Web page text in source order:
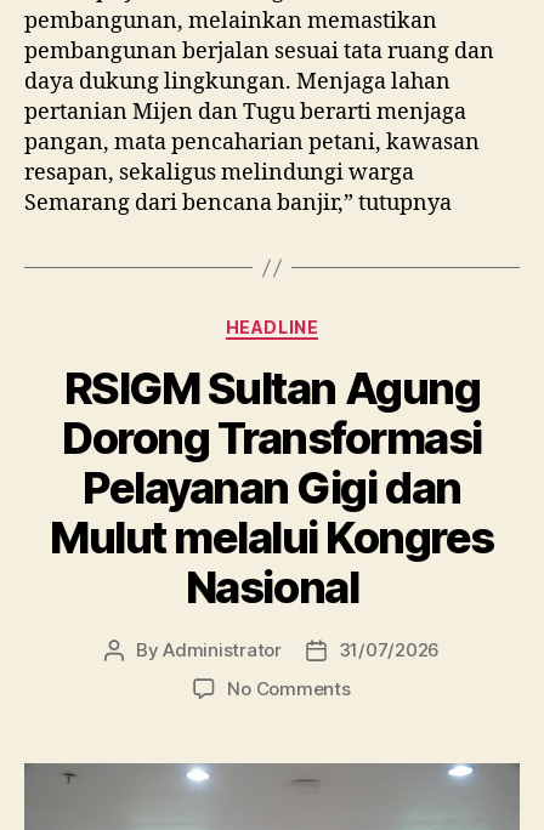
pembangunan, melainkan memastikan
pembangunan berjalan sesuai tata ruang dan
daya dukung lingkungan. Menjaga lahan
pertanian Mijen dan Tugu berarti menjaga
pangan, mata pencaharian petani, kawasan
resapan, sekaligus melindungi warga
Semarang dari bencana banjir,” tutupnya
Categories
HEADLINE
RSIGM Sultan Agung
Dorong Transformasi
Pelayanan Gigi dan
Mulut melalui Kongres
Nasional
PostByAdministrator
Post
date
31/07/2026
No Commentson
Agung